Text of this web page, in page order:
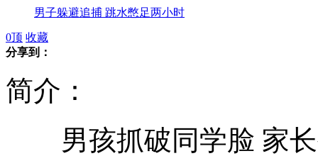
男子躲避追捕 跳水憋足两小时
司机开车猝死 临终前不忘开危险灯
莫言获诺贝尔奖 作品遭疯抢售罄
0顶 收藏
分享到：
简介：
男孩抓破同学脸 家长